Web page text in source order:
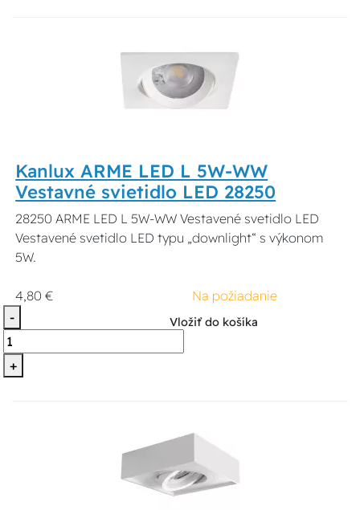
Kanlux ARME LED L 5W-WW
Vestavné svietidlo LED 28250
28250 ARME LED L 5W-WW Vestavené svetidlo LED
Vestavené svetidlo LED typu „downlight“ s výkonom
5W.
4,80 €
Na požiadanie
-
+
Vložiť do košíka